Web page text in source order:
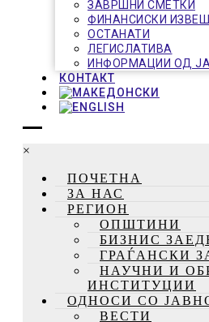
ЗАВРШНИ СМЕТКИ
ФИНАНСИСКИ
ОСТАНАТИ
ЛЕГИСЛАТИВА
ИНФОРМАЦИИ ОД
КОНТАКТ
×
ПОЧЕТНА
ЗА НАС
РЕГИОН
ОПШТИНИ
БИЗНИС
ГРАЃАНСКИ
НАУЧНИ И
ИНСТИТУЦИИ
ОДНОСИ СО
ВЕСТИ